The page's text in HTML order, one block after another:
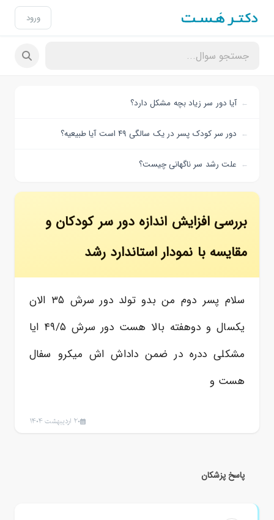
ورود
آیا دور سر زیاد بچه مشکل دارد؟
دور سر کودک پسر در یک سالگی ۴۹ است آیا طبیعیه؟
علت رشد سر ناگهانی چیست؟
بررسی افزایش اندازه دور سر کودکان و
مقایسه با نمودار استاندارد رشد
سلام پسر دوم من بدو تولد دور سرش ۳۵ الان
یکسال و دوهفته بالا هست دور سرش ۴۹/۵ ایا
مشکلی ددره در ضمن داداش اش میکرو سفال
هست و
20 اردیبهشت 1404
پاسخ پزشکان